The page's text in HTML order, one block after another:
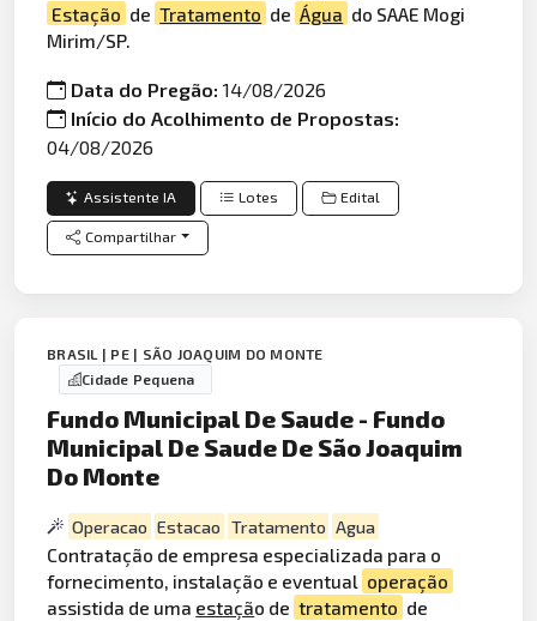
Estação de Tratamento de Água do SAAE Mogi
Mirim/SP.
Data do Pregão:14/08/2026
Início do Acolhimento de Propostas:
04/08/2026
Assistente IA Lotes Edital
Compartilhar
BRASIL | PE | SÃO JOAQUIM DO MONTE
Cidade Pequena
Fundo Municipal De Saude - Fundo
Municipal De Saude De São Joaquim
Do Monte
Operacao Estacao Tratamento Agua
Contratação de empresa especializada para o
fornecimento, instalação e eventual operação
assistida de uma estação de tratamento de